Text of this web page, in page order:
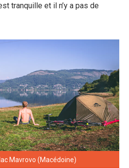
tranquille et il n’y a pas de
Mavrovo (Macédoine)